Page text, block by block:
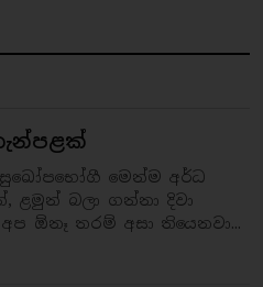
මෙන්ම අර්ධ
බලා ගන්නා දිවා
ඕනෑ තරම් අසා තියෙනවා...